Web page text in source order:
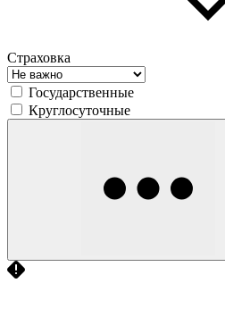
Страховка
Государственные
Круглосуточные